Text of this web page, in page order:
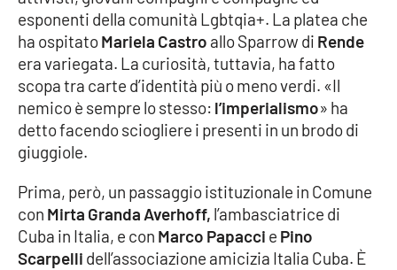
VIDEO
Ambiente
Cronaca
Economia e Lavoro
Politica
esponenti della comunità Lgbtqia+. La platea che
ha ospitatoMariela Castro allo Sparrow di Rende
era variegata. La curiosità, tuttavia, ha fatto
scopa tra carte d’identità più o meno verdi. «Il
nemico è sempre lo stesso: l’imperialismo» ha
detto facendo sciogliere i presenti in un brodo di
giuggiole.
Prima, però, un passaggio istituzionale in Comune
con Mirta Granda Averhoff, l’ambasciatrice di
Cuba in Italia, e con Marco Papacci e Pino
Scarpelli dell’associazione amicizia Italia Cuba. È